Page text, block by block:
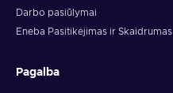
Darbo pasiūlymai
Eneba Pasitikėjimas ir Skaidrumas
Pagalba